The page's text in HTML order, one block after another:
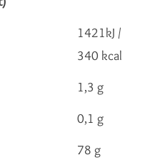
1421kJ /
340 kcal
1,3 g
0,1 g
78 g